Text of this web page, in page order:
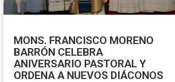
MONS. FRANCISCO MORENO
BARRÓN CELEBRA
ANIVERSARIO PASTORAL Y
ORDENA A NUEVOS DIÁCONOS